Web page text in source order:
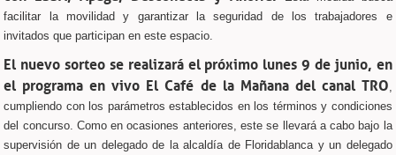
facilitar la movilidad y garantizar la seguridad de los trabajadores e
invitados que participan en este espacio.
El nuevo sorteo se realizará el próximo lunes 9 de junio, en
el programa en vivo El Café de la Mañana del canal TRO,
cumpliendo con los parámetros establecidos en los términos y condiciones
del concurso. Como en ocasiones anteriores, este se llevará a cabo bajo la
supervisión de un delegado de la alcaldía de Floridablanca y un delegado